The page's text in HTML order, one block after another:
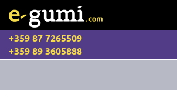
+359 87 7265509
+359 89 3605888